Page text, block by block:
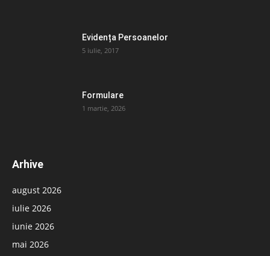
Evidența Persoanelor
5 iulie, 2017
Formulare
1 martie, 2026
Arhive
august 2026
iulie 2026
iunie 2026
mai 2026